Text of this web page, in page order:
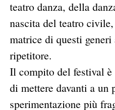
teatro danza, della
nascita del teatro
matrice di questi
ripetitore.
Il compito del festival è
di mettere davanti a un
sperimentazione più